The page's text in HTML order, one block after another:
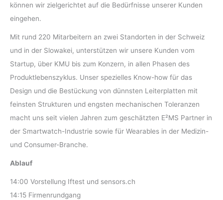
können wir zielgerichtet auf die Bedürfnisse unserer Kunden
eingehen.
Mit rund 220 Mitarbeitern an zwei Standorten in der Schweiz
und in der Slowakei, unterstützen wir unsere Kunden vom
Startup, über KMU bis zum Konzern, in allen Phasen des
Produktlebenszyklus. Unser spezielles Know-how für das
Design und die Bestückung von dünnsten Leiterplatten mit
feinsten Strukturen und engsten mechanischen Toleranzen
macht uns seit vielen Jahren zum geschätzten E²MS Partner in
der Smartwatch-Industrie sowie für Wearables in der Medizin-
und Consumer-Branche.
Ablauf
14:00 Vorstellung Iftest und sensors.ch
14:15 Firmenrundgang